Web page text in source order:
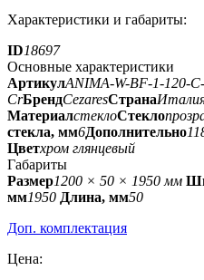
Характеристики и габариты:
ID18697
Основные характеристики
АртикулANIMA-W-BF-1-120-C-
CrБрендCezaresСтрана
МатериалстеклоСтекло
стекла, мм6Дополнительно
Цветхром глянцевый
Габариты
Размер1200 × 50 × 1950 мм
мм1950 Длина, мм50
Доп. комплектация
Цена: